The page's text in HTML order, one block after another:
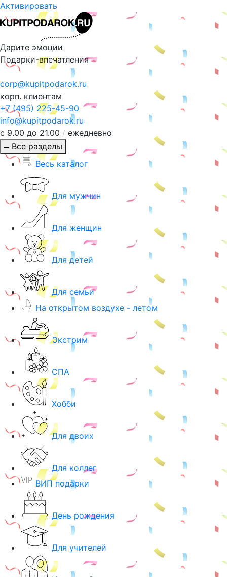
Активировать
Дарите эмоции
Подарки-впечатления
corp@kupitpodarok.ru
корп. клиентам
+7 (495) 225-45-90
info@kupitpodarok.ru
с 9.00 до 21.00 / ежедневно
Все разделы
Весь каталог
Для мужчин
Для женщин
Для детей
Для семьи
На открытом воздухе - летом
Экстрим
СПА
Хобби
Для двоих
Для коллег
ВИП подарки
День рождения
Для учителей